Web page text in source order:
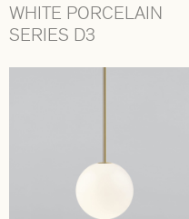
WHITE PORCELAIN
SERIES D3